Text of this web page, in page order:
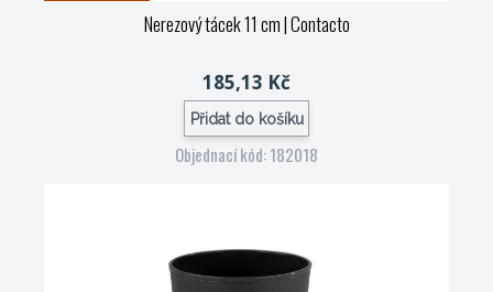
Nerezový tácek 11 cm| Contacto
185,13 Kč
Přidat do košíku
Objednací kód: 182018